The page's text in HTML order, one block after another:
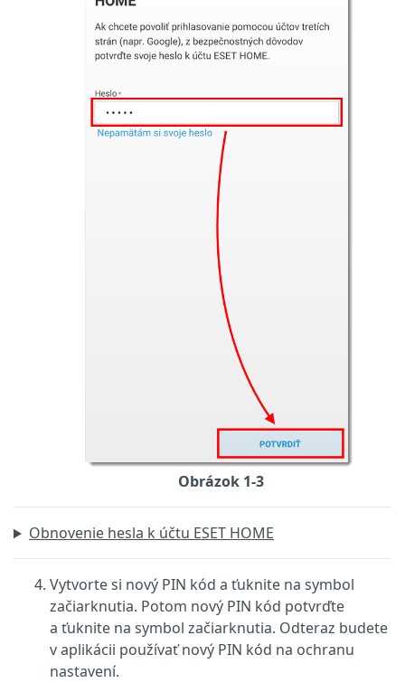
Obrázok 1-3
Obnovenie hesla k účtu ESET HOME
Vytvorte si nový PIN kód a ťuknite na symbol
začiarknutia. Potom nový PIN kód potvrďte
a ťuknite na symbol začiarknutia. Odteraz budete
v aplikácii používať nový PIN kód na ochranu
nastavení.